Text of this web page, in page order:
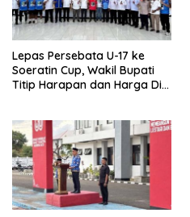
Lepas Persebata U-17 ke
Soeratin Cup, Wakil Bupati
Titip Harapan dan Harga Diri